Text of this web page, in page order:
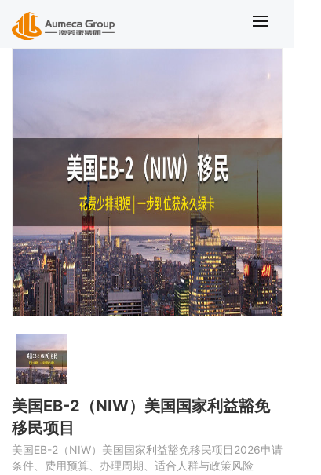
美国EB-2（NIW）美国国家利益豁免
移民项目
美国EB-2（NIW）美国国家利益豁免移民项目2026申请
条件、费用预算、办理周期、适合人群与政策风险